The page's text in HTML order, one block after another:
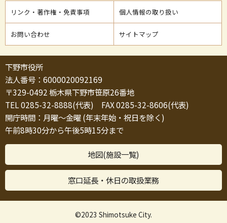
リンク・著作権・免責事項 個人情報の取り扱い
お問い合わせ サイトマップ
下野市役所
法人番号：6000020092169
〒329-0492 栃木県下野市笹原26番地
TEL 0285-32-8888(代表) FAX 0285-32-8606(代表)
開庁時間：月曜～金曜 (年末年始・祝日を除く)
午前8時30分から午後5時15分まで
地図(施設一覧)
窓口延長・休日の取扱業務
©2023 Shimotsuke City.